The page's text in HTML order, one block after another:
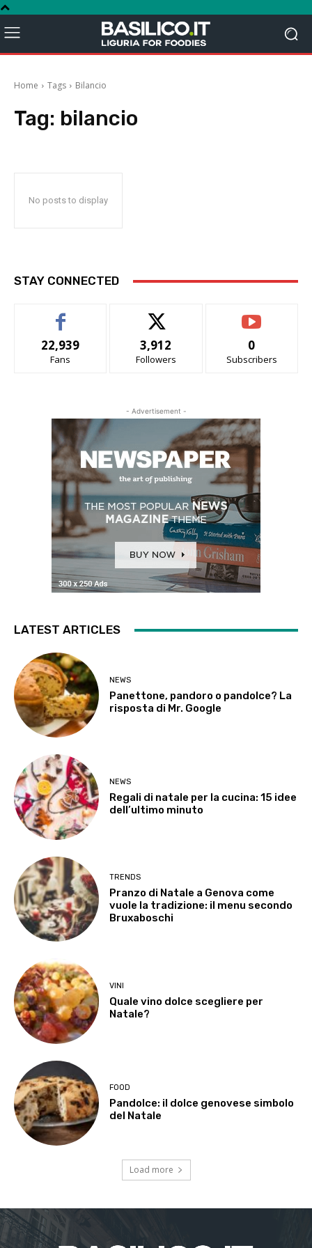
Home Tags Bilancio
Tag: bilancio
No posts to display
STAY CONNECTED
22,939
Fans
3,912
Followers
0
Subscribers
- Advertisement -
LATEST ARTICLES
NEWS
Panettone, pandoro o pandolce? La
risposta di Mr. Google
NEWS
Regali di natale per la cucina: 15 idee
dell’ultimo minuto
TRENDS
Pranzo di Natale a Genova come
vuole la tradizione: il menu secondo
Bruxaboschi
VINI
Quale vino dolce scegliere per
Natale?
FOOD
Pandolce: il dolce genovese simbolo
del Natale
Load more